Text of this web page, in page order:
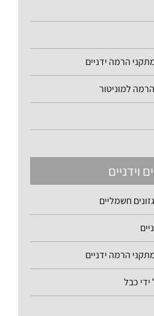
הרמה ידניים
למוניטור
וידניים
חשמליים
הרמה ידניים
כבל